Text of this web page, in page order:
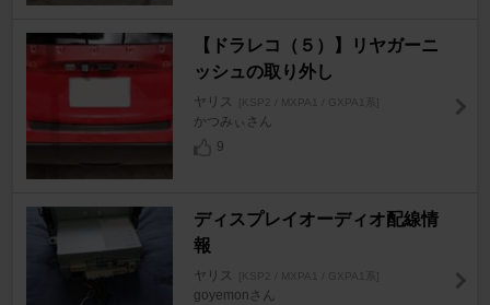
【ドラレコ（５）】リヤガーニ
ッシュの取り外し
ヤリス [KSP2 / MXPA1 / GXPA1系]
かつみぃさん
9
ディスプレイオーディオ配線情
報
ヤリス [KSP2 / MXPA1 / GXPA1系]
goyemonさん